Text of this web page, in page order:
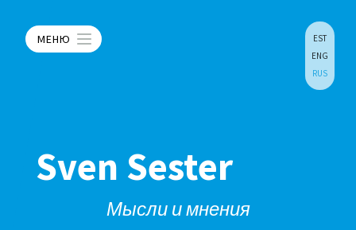
МЕНЮ
EST
ENG
RUS
Sven Sester
Мысли и мнения